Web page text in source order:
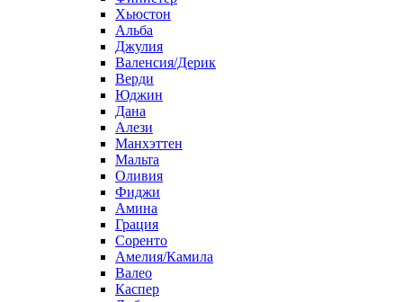
Хьюстон
Альба
Джулия
Валенсия/Дерик
Верди
Юджин
Дана
Алези
Манхэттен
Мальта
Оливия
Фиджи
Амина
Грация
Соренто
Амелия/Камила
Валео
Каспер